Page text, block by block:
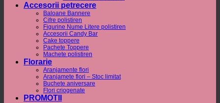
Accesorii petrecere
Baloane Bannere
Cifre polistiren
Figurine Nume Litere polistiren
Accesorii Candy Bar
Cake toppere
Pachete Toppere
Machete polistiren
Florarie
Aranjamente flori
Aranjamete flori – Stoc limitat
Buchete aniversare
Flori criogenate
PROMOTII